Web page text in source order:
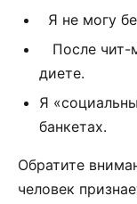
Я не могу
После чит-
диете.
Я
банкетах.
Обратите
человек